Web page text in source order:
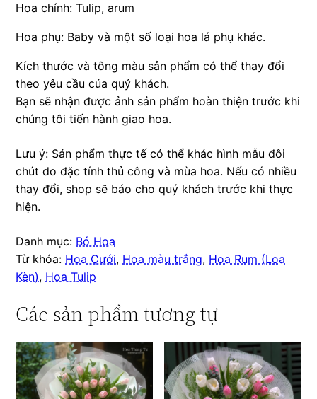
Hoa chính: Tulip, arum
Hoa phụ: Baby và một số loại hoa lá phụ khác.
Kích thước và tông màu sản phẩm có thể thay đổi
theo yêu cầu của quý khách.
Bạn sẽ nhận được ảnh sản phẩm hoàn thiện trước khi
chúng tôi tiến hành giao hoa.
Lưu ý: Sản phẩm thực tế có thể khác hình mẫu đôi
chút do đặc tính thủ công và mùa hoa. Nếu có nhiều
thay đổi, shop sẽ báo cho quý khách trước khi thực
hiện.
Danh mục: Bó Hoa
Từ khóa: Hoa Cưới, Hoa màu trắng, Hoa Rum (Loa
Kèn), Hoa Tulip
Các sản phẩm tương tự